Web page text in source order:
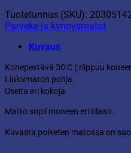
Tuotetunnus (SKU):
Parveke ja kynnysmatot
Kuvaus
Konepestävä 30’C ( riippuu
Liukumaton pohja.
Useita eri kokoja.
Matto sopii moneen eri tilaan.
Kuvasta poiketen matossa on